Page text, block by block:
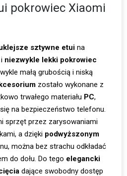
pokrowiec Xiaomi
sztywne etui na
i niezwykle lekki pokrowiec
małą grubością i niską
zostało wykonane z
trwałego materiału PC,
na bezpieczeństwo telefonu.
sprzęt przez zarysowaniami
a dzięki podwyższonym
można bez strachu odkładać
do dołu. Do tego elegancki
dające swobodny dostęp